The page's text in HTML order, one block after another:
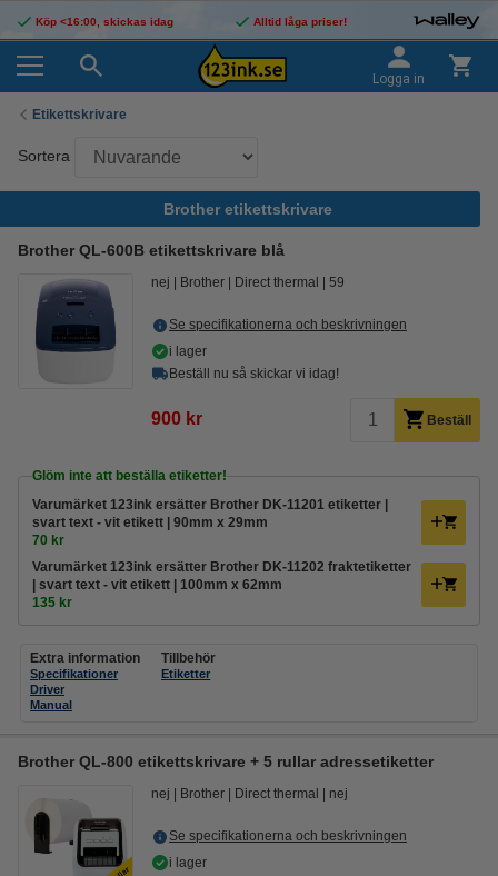
Köp <16:00, skickas idag Alltid låga priser!
Logga in
Etikettskrivare
Sortera
Brother etikettskrivare
Brother QL-600B etikettskrivare blå
nej Brother Direct thermal 59
Se specifikationerna och beskrivningen
i lager
Beställ nu så skickar vi idag!
900 kr Beställ
Glöm inte att beställa etiketter!
Varumärket 123ink ersätter Brother DK-11201 etiketter |
svart text - vit etikett | 90mm x 29mm
70 kr
Varumärket 123ink ersätter Brother DK-11202 fraktetiketter
| svart text - vit etikett | 100mm x 62mm
135 kr
Extra information
Specifikationer
Driver
Manual
Tillbehör
Etiketter
Brother QL-800 etikettskrivare + 5 rullar adressetiketter
nej Brother Direct thermal nej
Se specifikationerna och beskrivningen
i lager